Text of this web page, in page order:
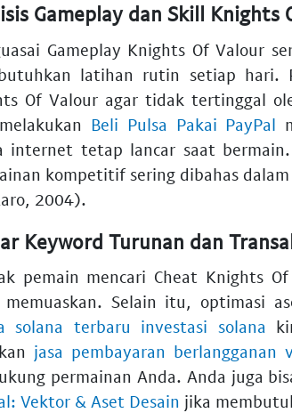
Gameplay dan Skill Knights
Gameplay Knights Of Valour
latihan rutin setiap hari.
Of Valour agar tidak tertinggal
Beli Pulsa Pakai PayPal
internet tetap lancar saat
kompetitif sering dibahas
2004).
Keyword Turunan dan
pemain mencari Cheat Knights
memuaskan. Selain itu, optimasi
solana terbaru investasi solana
jasa pembayaran berlangganan
permainan Anda. Anda juga
Vektor & Aset Desain jika